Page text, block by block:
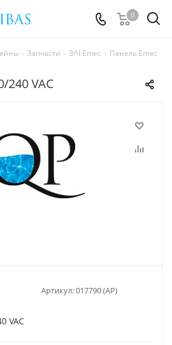
0
- Запчасти - З/Ч Emec - Панель Emec
240 VAC
Артикул:017790 (AP)
VAC